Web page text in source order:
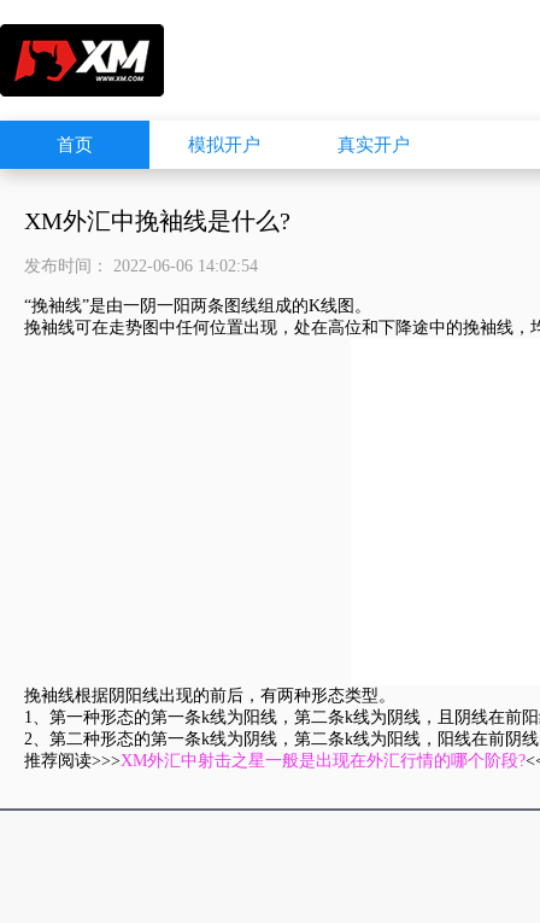
首页 模拟开户 真实开户
XM外汇中挽袖线是什么?
发布时间： 2022-06-06 14:02:54
“挽袖线”是由一阴一阳两条图线组成的K线图。
挽袖线可在走势图中任何位置出现，处在高位和下降途中的挽袖线
挽袖线根据阴阳线出现的前后，有两种形态类型。
1、第一种形态的第一条k线为阳线，第二条k线为阴线，且阴线在前
2、第二种形态的第一条k线为阴线，第二条k线为阳线，阳线在前阴
推荐阅读>>>XM外汇中射击之星一般是出现在外汇行情的哪个阶段?